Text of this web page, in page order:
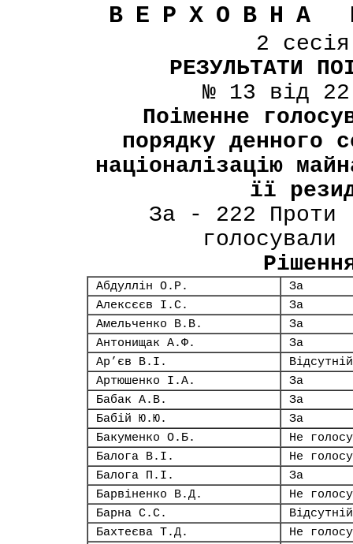
ВЕРХОВНА
2
РЕЗУЛЬТАТИ
№ 13 від
Поіменне
порядку денного
націоналізацію
її
За - 222 Проти
Абдуллін О.Р.
За
Алексєєв І.С.
За
Амельченко В.В.
За
Антонищак А.Ф.
За
Ар’єв В.І.
Відсутній
Артюшенко І.А.
За
Бабак А.В.
За
Бабій Ю.Ю.
За
Бакуменко О.Б.
Не
Балога В.І.
Не
Балога П.І.
За
Барвіненко В.Д.
Не
Барна С.С.
Відсутній
Бахтеєва Т.Д.
Не